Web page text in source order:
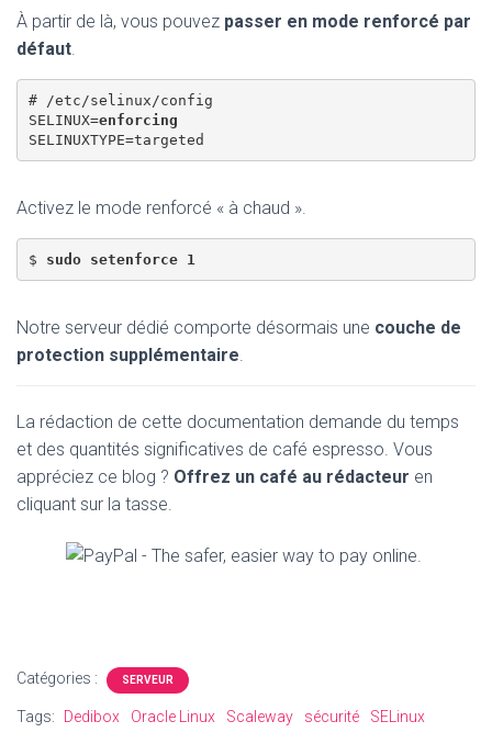
À partir de là, vous pouvez passer en mode renforcé par
défaut.
# /etc/selinux/config
SELINUX=enforcing
Activez le mode renforcé « à chaud ».
$ sudo setenforce 1
Notre serveur dédié comporte désormais une couche de
protection supplémentaire.
La rédaction de cette documentation demande du temps
et des quantités significatives de café espresso. Vous
appréciez ce blog ? Offrez un café au rédacteur en
cliquant sur la tasse.
Catégories : SERVEUR
Tags: Dedibox Oracle Linux Scaleway sécurité SELinux